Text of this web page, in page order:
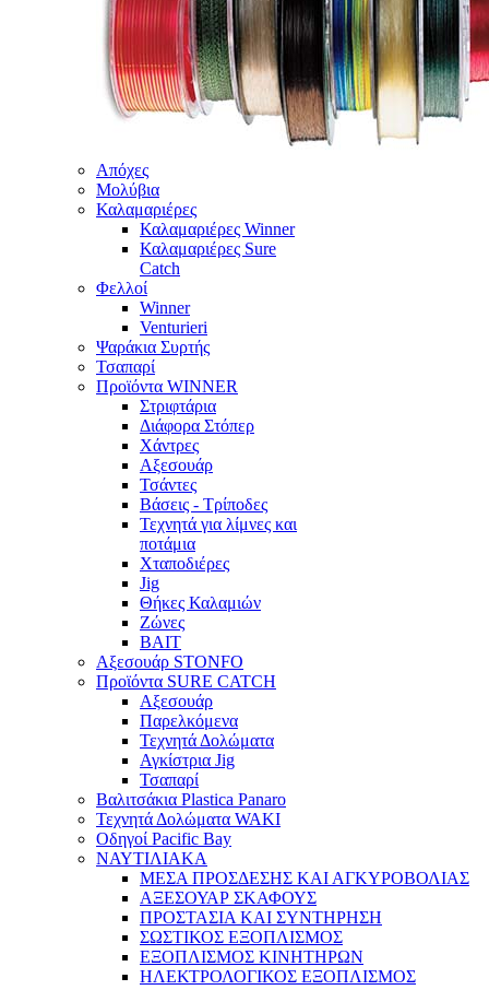
Απόχες
Μολύβια
Καλαμαριέρες
Καλαμαριέρες Winner
Καλαμαριέρες Sure
Catch
Φελλοί
Winner
Venturieri
Ψαράκια Συρτής
Τσαπαρί
Προϊόντα WINNER
Στριφτάρια
Διάφορα Στόπερ
Χάντρες
Αξεσουάρ
Τσάντες
Βάσεις - Τρίποδες
Τεχνητά για λίμνες και
ποτάμια
Χταποδιέρες
Jig
Θήκες Καλαμιών
Ζώνες
BAIT
Αξεσουάρ STONFO
Προϊόντα SURE CATCH
Αξεσουάρ
Παρελκόμενα
Τεχνητά Δολώματα
Αγκίστρια Jig
Τσαπαρί
Βαλιτσάκια Plastica Panaro
Τεχνητά Δολώματα WAKI
Οδηγοί Pacific Bay
ΝΑΥΤΙΛΙΑΚΑ
ΜΕΣΑ ΠΡΟΣΔΕΣΗΣ ΚΑΙ ΑΓΚΥΡΟΒΟΛΙΑΣ
ΑΞΕΣΟΥΑΡ ΣΚΑΦΟΥΣ
ΠΡΟΣΤΑΣΙΑ ΚΑΙ ΣΥΝΤΗΡΗΣΗ
ΣΩΣΤΙΚΟΣ ΕΞΟΠΛΙΣΜΟΣ
ΕΞΟΠΛΙΣΜΟΣ ΚΙΝΗΤΗΡΩΝ
ΗΛΕΚΤΡΟΛΟΓΙΚΟΣ ΕΞΟΠΛΙΣΜΟΣ